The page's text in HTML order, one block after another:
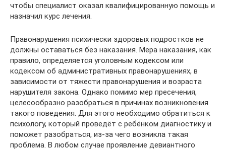
чтобы специалист оказал квалифицированную помощь и
назначил курс лечения.
Правонарушения психически здоровых подростков не
должны оставаться без наказания. Мера наказания, как
правило, определяется уголовным кодексом или
кодексом об административных правонарушениях, в
зависимости от тяжести правонарушения и возраста
нарушителя закона. Однако помимо мер пресечения,
целесообразно разобраться в причинах возникновения
такого поведения. Для этого необходимо обратиться к
психологу, который проведёт с ребёнком диагностику и
поможет разобраться, из-за чего возникла такая
проблема. В любом случае проявление девиантного